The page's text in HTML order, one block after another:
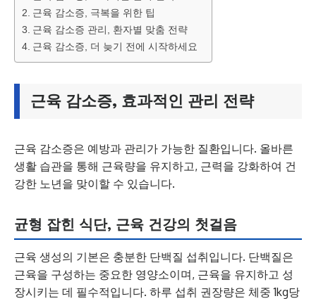
근육 감소증, 극복을 위한 팁
근육 감소증 관리, 환자별 맞춤 전략
근육 감소증, 더 늦기 전에 시작하세요
근육 감소증, 효과적인 관리 전략
근육 감소증은 예방과 관리가 가능한 질환입니다. 올바른
생활 습관을 통해 근육량을 유지하고, 근력을 강화하여 건
강한 노년을 맞이할 수 있습니다.
균형 잡힌 식단, 근육 건강의 첫걸음
근육 생성의 기본은 충분한 단백질 섭취입니다. 단백질은
근육을 구성하는 중요한 영양소이며, 근육을 유지하고 성
장시키는 데 필수적입니다. 하루 섭취 권장량은 체중 1kg당